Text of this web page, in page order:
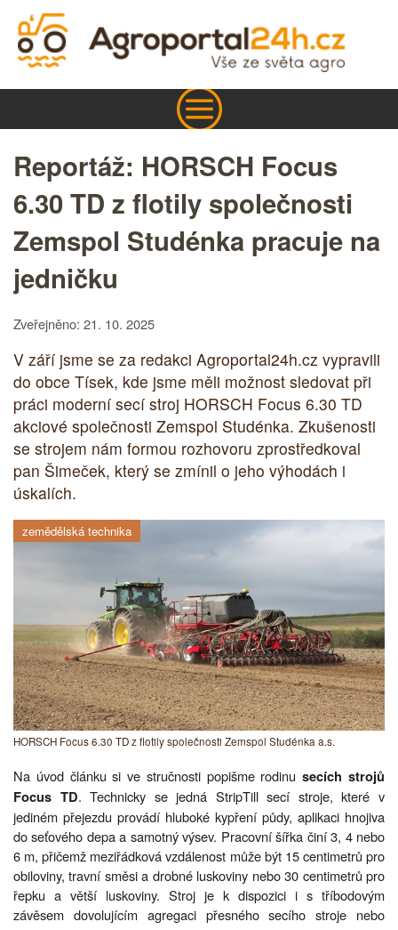
Reportáž: HORSCH Focus
6.30 TD z flotily společnosti
Zemspol Studénka pracuje na
jedničku
Zveřejněno: 21. 10. 2025
V září jsme se za redakci Agroportal24h.cz vypravili
do obce Tísek, kde jsme měli možnost sledovat při
práci moderní secí stroj HORSCH Focus 6.30 TD
akciové společnosti Zemspol Studénka. Zkušenosti
se strojem nám formou rozhovoru zprostředkoval
pan Šimeček, který se zmínil o jeho výhodách i
úskalích.
zemědělská technika
HORSCH Focus 6.30 TD z flotily společnosti Zemspol Studénka a.s.
Na úvod článku si ve stručnosti popišme rodinusecích strojů
Focus TD. Technicky se jedná StripTill secí stroje, které v
jediném přejezdu provádí hluboké kypření půdy, aplikaci hnojiva
do seťového depa a samotný výsev. Pracovní šířka činí 3, 4 nebo
6 m, přičemž meziřádková vzdálenost může být 15 centimetrů pro
obiloviny, travní směsi a drobné luskoviny nebo 30 centimetrů pro
řepku a větší luskoviny. Stroj je k dispozici i s tříbodovým
závěsem dovolujícím agregaci přesného secího stroje nebo